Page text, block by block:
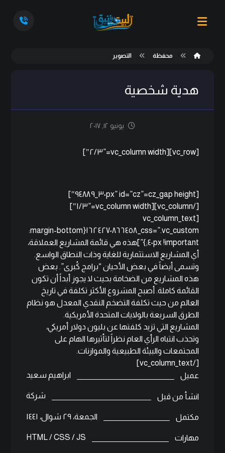
محفظة التصوير
هدية شخصية
يونيو ١٢, ٢٠١٧
[vc_row][vc_column width=”٢/٣″]
[cz_gap height=”٣٠px” id=”cz_٩٤٨٨٩″]
[/vc_column][vc_column width=”١/٣″]
[vc_column_text
css=”.vc_custom_١٦٢٤٢٧٠٨٦٦٤٥٨{margin-bottom:
٤٠px !important;}”]هذه هي قائمة المشاريع العملاقة،
أي المشاريع الاستثمارية للغاية وذات النطاق الواسع.
وتسمى أيضاً في بعض الأحيان “برامج كُبرى”. بعض
هذه المشاريع من الضخامة بحيث لا يجوز أبداً أن تكون
القائمة كاملة. أصبح المشروع الأكثر تكلفة في تاريخ
العالم من حيث تكلفة التضخم النقدي المعدل هو نظام
الطرق السريعة بالولايات المتحدة الأمريكية.
المشاريع التي تزيد كلفتها عن بليون دولار أمريكي،
وتجذب انتباه الرأي العام نظراً لتأثيرها الهام على
المجتمعات والبيئة الطبيعية والموازنات.
[/vc_column_text]
عميل
ابراهيم سعيد
انشأ من قبل شركة
مكتمل الجمعة، ٢٩ شوال، ١٤٤١
مهارات HTML / CSS / JS